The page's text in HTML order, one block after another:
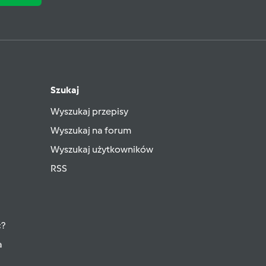
Szukaj
Wyszukaj przepisy
Wyszukaj na forum
Wyszukaj użytkowników
RSS